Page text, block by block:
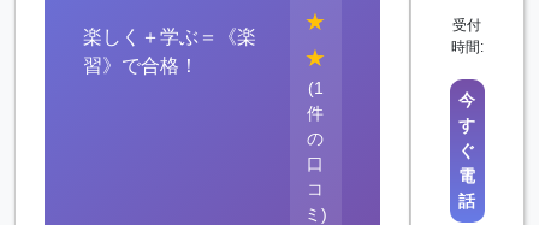
楽しく＋学ぶ＝《楽
習》で合格！
★
★
(1
件
の
口
コ
ミ)
受付
時間:
今
す
ぐ
電
話